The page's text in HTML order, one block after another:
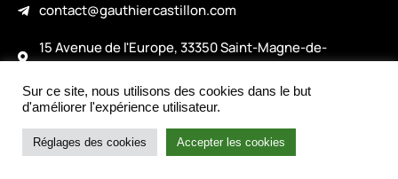
Intéressé par le produit ?
Nous contacter
contact@gauthiercastillon.com
15 Avenue de l'Europe, 33350 Saint-Magne-de-
Castillon
©2026
Made with love by alicepiney.com
Sur ce site, nous utilisons des cookies dans le but
d'améliorer l'expérience utilisateur.
Réglages des cookies Accepter les cookies